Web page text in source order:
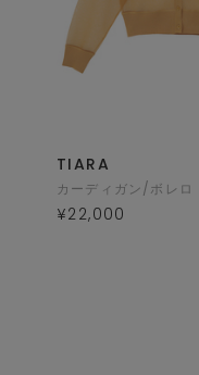
TIARA
カーディガン/ボレロ
¥22,000